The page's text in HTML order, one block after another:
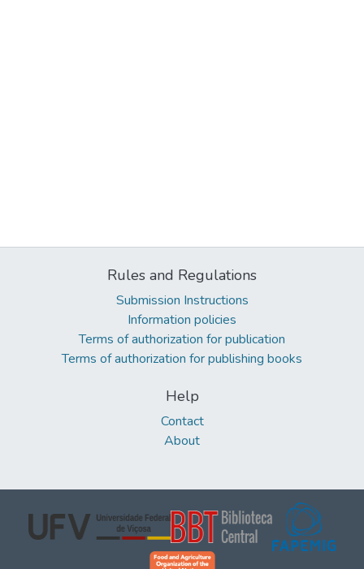
Rules and Regulations
Submission Instructions
Information policies
Terms of authorization for publication
Terms of authorization for publishing books
Help
Contact
About